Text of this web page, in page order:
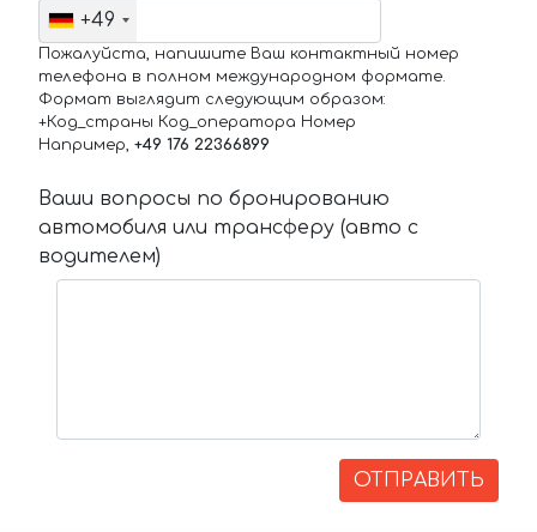
+49
Пожалуйста, напишите Ваш контактный номер
телефона в полном международном формате.
Формат выглядит следующим образом:
+Код_страны Код_оператора Номер
Например, +49 176 22366899
Ваши вопросы по бронированию
автомобиля или трансферу (авто с
водителем)
ОТПРАВИТЬ